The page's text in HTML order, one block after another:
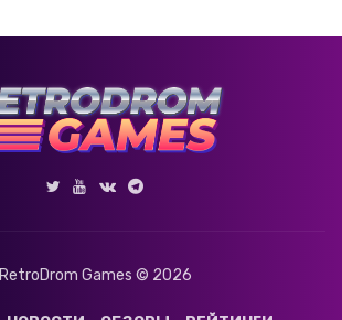
RetroDrom Games © 2026